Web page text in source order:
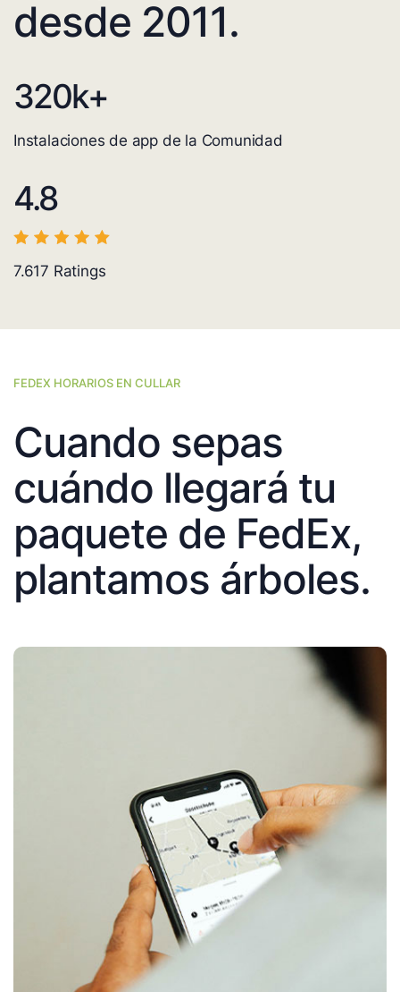
desde 2011.
320k+
Instalaciones de app de la Comunidad
4.8
7.617 Ratings
FEDEX HORARIOS EN CULLAR
Cuando sepas
cuándo llegará tu
paquete de FedEx,
plantamos árboles.